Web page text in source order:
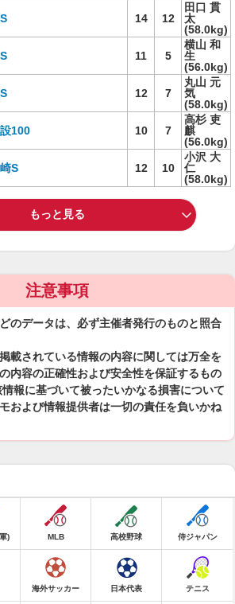
14 12
田口 貫
太
(58.0kg)
11 5
横山 和
生
(56.0kg)
12 7
丸山 元
気
(58.0kg)
100 10 7
高杉 吏
麒
(56.0kg)
S 12 10
小沢 大
仁
(58.0kg)
もっと見る
注意事項
のデータは、必ず主催者発行のものと照合
載されている情報の内容に関しては万全を
内容の正確性および安全性を保証するもの
報に基づいて被ったいかなる損害について
および情報提供者は一切の責任を負いかね
) MLB 高校野球 侍ジャパン
海外サッカー 日本代表 テニス